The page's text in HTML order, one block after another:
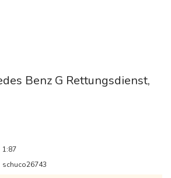
Benz G Rettungsdienst,
1:87
schuco26743